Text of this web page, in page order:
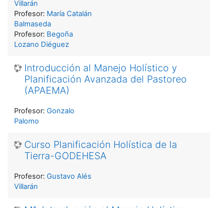
Villarán
Profesor: María Catalán
Balmaseda
Profesor: Begoña
Lozano Diéguez
Introducción al Manejo Holístico y
Planificación Avanzada del Pastoreo
(APAEMA)
Profesor: Gonzalo
Palomo
Curso Planificación Holística de la
Tierra-GODEHESA
Profesor: Gustavo Alés
Villarán